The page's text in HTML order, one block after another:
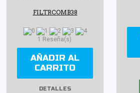
FILTRCOMB38
1 Reseña(s)
AÑADIR AL
CARRITO
DETALLES